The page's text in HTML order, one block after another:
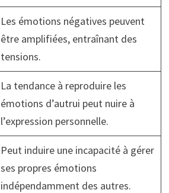
Les émotions négatives peuvent
être amplifiées, entraînant des
tensions.
La tendance à reproduire les
émotions d’autrui peut nuire à
l’expression personnelle.
Peut induire une incapacité à gérer
ses propres émotions
indépendamment des autres.